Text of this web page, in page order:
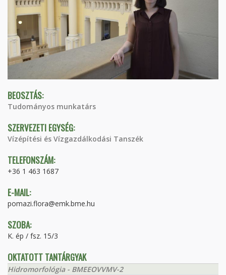
BEOSZTÁS:
Tudományos munkatárs
SZERVEZETI EGYSÉG:
Vízépítési és Vízgazdálkodási Tanszék
TELEFONSZÁM:
+36 1 463 1687
E-MAIL:
pomazi.flora@emk.bme.hu
SZOBA:
K. ép / fsz. 15/3
OKTATOTT TANTÁRGYAK
Hidromorfológia - BMEEOVVMV-2